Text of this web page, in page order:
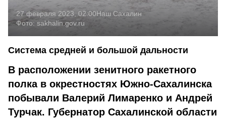
27 февраля 2023, 02:00Наш Сахалин
Фото: sakhalin.gov.ru
Система средней и большой дальности
В расположении зенитного ракетного
полка в окрестностях Южно-Сахалинска
побывали Валерий Лимаренко и Андрей
Турчак. Губернатор Сахалинской области